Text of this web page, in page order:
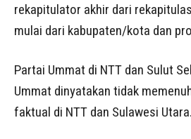
rekapitulator akhir dari
mulai dari kabupaten/kota dan
Partai Ummat di NTT dan Sulut
Ummat dinyatakan tidak
faktual di NTT dan Sulawesi Utara.